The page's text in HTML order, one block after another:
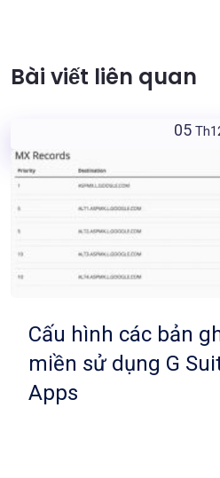
Bài viết liên quan
05
Cấu hình các bản
miền sử dụng G
Apps